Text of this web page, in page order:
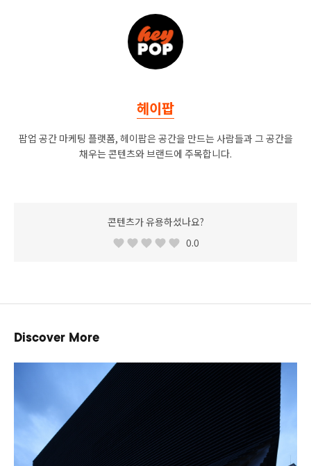
헤이팝
팝업 공간 마케팅 플랫폼, 헤이팝은 공간을 만드는 사람들과 그 공간을
채우는 콘텐츠와 브랜드에 주목합니다.
콘텐츠가 유용하셨나요?
0.0
Discover More